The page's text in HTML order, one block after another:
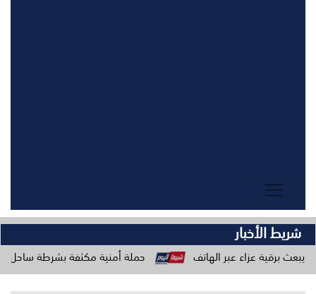
شريط الأخبار
عبر الهاتف حملة أمنية مكثفة بشرطة ساحل حضرموت لتعزيز